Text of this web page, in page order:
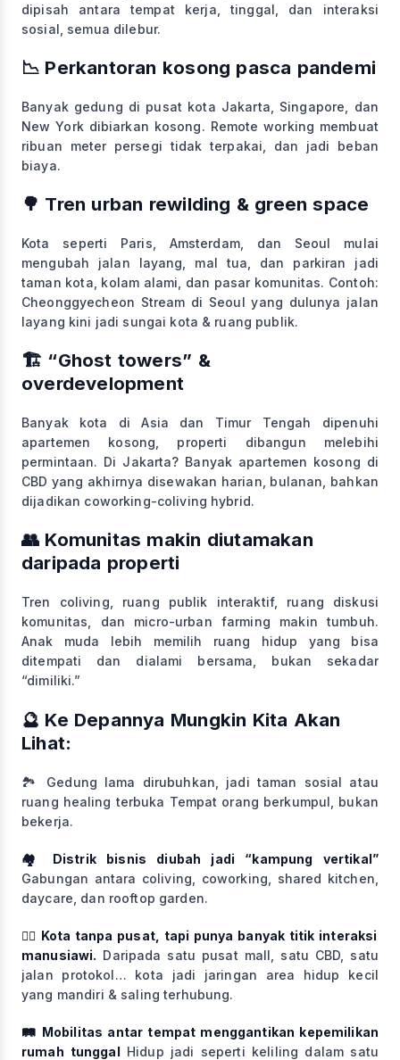
dipisah antara tempat kerja, tinggal, dan interaksi
sosial, semua dilebur.
📉 Perkantoran kosong pasca pandemi
Banyak gedung di pusat kota Jakarta, Singapore, dan
New York dibiarkan kosong. Remote working membuat
ribuan meter persegi tidak terpakai, dan jadi beban
biaya.
🌳 Tren urban rewilding & green space
Kota seperti Paris, Amsterdam, dan Seoul mulai
mengubah jalan layang, mal tua, dan parkiran jadi
taman kota, kolam alami, dan pasar komunitas. Contoh:
Cheonggyecheon Stream di Seoul yang dulunya jalan
layang kini jadi sungai kota & ruang publik.
🏗️ “Ghost towers” &
overdevelopment
Banyak kota di Asia dan Timur Tengah dipenuhi
apartemen kosong, properti dibangun melebihi
permintaan. Di Jakarta? Banyak apartemen kosong di
CBD yang akhirnya disewakan harian, bulanan, bahkan
dijadikan coworking-coliving hybrid.
👥 Komunitas makin diutamakan
daripada properti
Tren coliving, ruang publik interaktif, ruang diskusi
komunitas, dan micro-urban farming makin tumbuh.
Anak muda lebih memilih ruang hidup yang bisa
ditempati dan dialami bersama, bukan sekadar
“dimiliki.”
🔮 Ke Depannya Mungkin Kita Akan
Lihat:
🏞️ Gedung lama dirubuhkan, jadi taman sosial atau
ruang healing terbuka Tempat orang berkumpul, bukan
bekerja.
🏘️ Distrik bisnis diubah jadi “kampung vertikal”
Gabungan antara coliving, coworking, shared kitchen,
daycare, dan rooftop garden.
🧘‍♀️ Kota tanpa pusat, tapi punya banyak titik interaksi
manusiawi. Daripada satu pusat mall, satu CBD, satu
jalan protokol… kota jadi jaringan area hidup kecil
yang mandiri & saling terhubung.
🛤️ Mobilitas antar tempat menggantikan kepemilikan
rumah tunggal Hidup jadi seperti keliling dalam satu